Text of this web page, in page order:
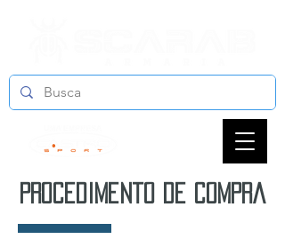
procedimento de compra